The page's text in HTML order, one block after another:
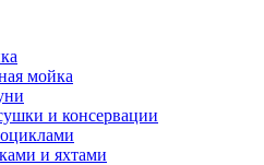
мойка
и консервации
и яхтами